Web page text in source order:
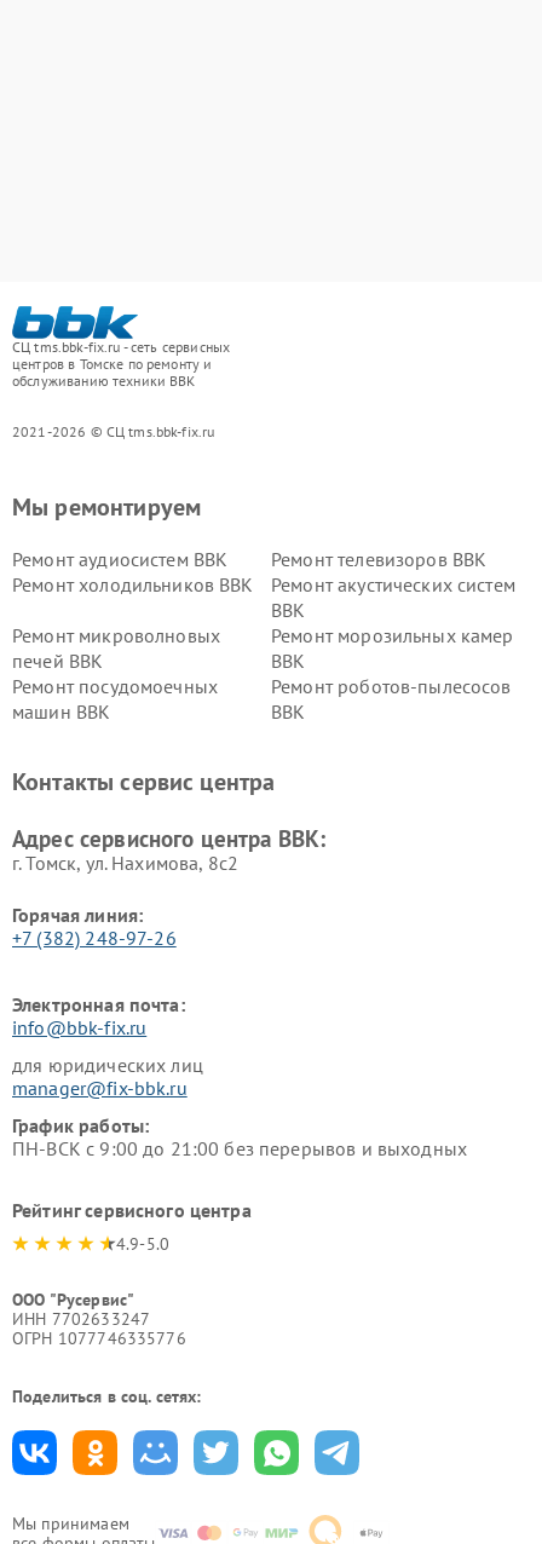
СЦ tms.bbk-fix.ru - сеть сервисных
центров в Томске по ремонту и
обслуживанию техники BBK
2021-2026 © СЦ tms.bbk-fix.ru
Мы принимаем
Мы ремонтируем
Ремонт аудиосистем BBK
Ремонт телевизоров BBK
Ремонт холодильников BBK
Ремонт акустических систем
BBK
Ремонт микроволновых
печей BBK
Ремонт морозильных камер
BBK
Ремонт посудомоечных
машин BBK
Ремонт роботов-пылесосов
BBK
Ремонт винных шкафов BBK
Контакты сервис центра
Адрес сервисного центра BBK:
г. Томск, ул. Нахимова, 8с2
Горячая линия:
+7 (382) 248-97-26
Электронная почта:
info@bbk-fix.ru
для юридических лиц
manager@fix-bbk.ru
График работы:
ПН-ВСК с 9:00 до 21:00 без перерывов и выходных
Рейтинг сервисного центра
4.9-5.0
ООО "Русервис"
ИНН 7702633247
ОГРН 1077746335776
Поделиться в соц. сетях: